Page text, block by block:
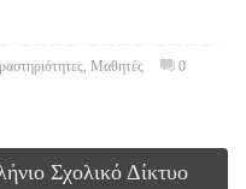
, Μαθητές 0
Σχολικό Δίκτυο